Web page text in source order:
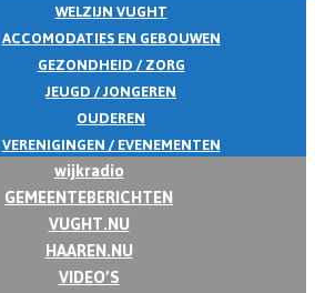
WELZIJN VUGHT
ACCOMODATIES EN GEBOUWEN
GEZONDHEID / ZORG
JEUGD / JONGEREN
OUDEREN
VERENIGINGEN / EVENEMENTEN
wijkradio
GEMEENTEBERICHTEN
VUGHT.NU
HAAREN.NU
VIDEO’S